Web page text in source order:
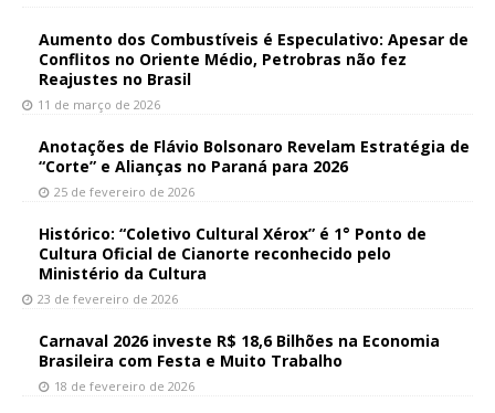
Aumento dos Combustíveis é Especulativo: Apesar de
Conflitos no Oriente Médio, Petrobras não fez
Reajustes no Brasil
11 de março de 2026
Anotações de Flávio Bolsonaro Revelam Estratégia de
“Corte” e Alianças no Paraná para 2026
25 de fevereiro de 2026
Histórico: “Coletivo Cultural Xérox” é 1° Ponto de
Cultura Oficial de Cianorte reconhecido pelo
Ministério da Cultura
23 de fevereiro de 2026
Carnaval 2026 investe R$ 18,6 Bilhões na Economia
Brasileira com Festa e Muito Trabalho
18 de fevereiro de 2026